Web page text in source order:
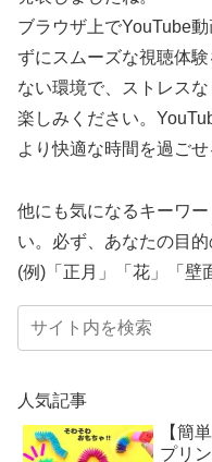
ブラウザ上でYouTube
ずにスムーズな視聴体
ない環境で、ストレス
楽しみください。
より快適な時間を過ご
他にも気になるキーワ
い。必ず、あなたの
(例)「正月」「花」「壁
人気記事
【簡
プリ